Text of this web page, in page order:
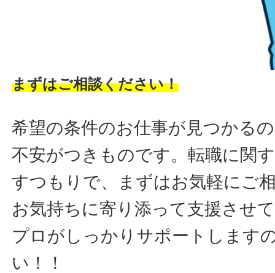
まずはご相談ください！
希望の条件のお仕事が見つかる
不安がつきものです。転職に関
すつもりで、まずはお気軽にご
お気持ちに寄り添って支援させ
プロがしっかりサポートします
い！！